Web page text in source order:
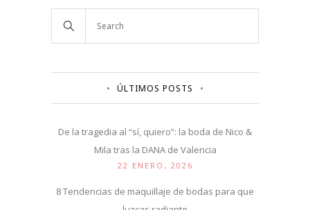
ÚLTIMOS POSTS
De la tragedia al “sí, quiero”: la boda de Nico &
Mila tras la DANA de Valencia
22 ENERO, 2026
8 Tendencias de maquillaje de bodas para que